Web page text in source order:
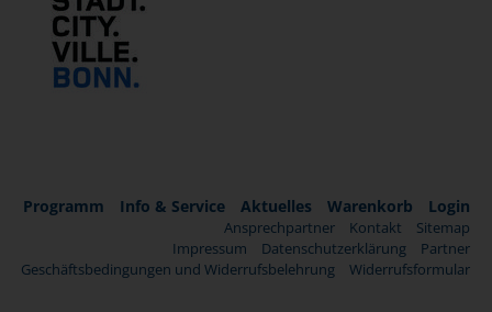
Programm Info & Service Aktuelles Warenkorb Login
Ansprechpartner Kontakt
Sitemap
Impressum
Datenschutzerklärung
Partner
Geschäftsbedingungen und Widerrufsbelehrung
Widerrufsformular